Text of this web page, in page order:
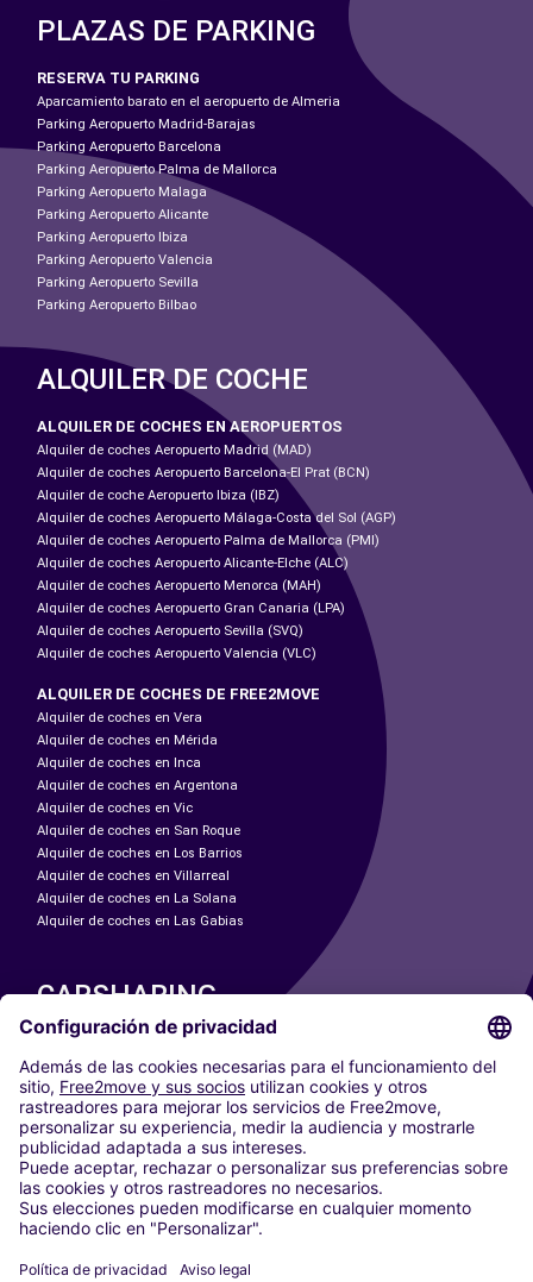
PLAZAS DE PARKING
RESERVA TU PARKING
Aparcamiento barato en el aeropuerto de Almeria
Parking Aeropuerto Madrid-Barajas
Parking Aeropuerto Barcelona
Parking Aeropuerto Palma de Mallorca
Parking Aeropuerto Malaga
Parking Aeropuerto Alicante
Parking Aeropuerto Ibiza
Parking Aeropuerto Valencia
Parking Aeropuerto Sevilla
Parking Aeropuerto Bilbao
ALQUILER DE COCHE
ALQUILER DE COCHES EN AEROPUERTOS
Alquiler de coches Aeropuerto Madrid (MAD)
Alquiler de coches Aeropuerto Barcelona-El Prat (BCN)
Alquiler de coche Aeropuerto Ibiza (IBZ)
Alquiler de coches Aeropuerto Málaga-Costa del Sol (AGP)
Alquiler de coches Aeropuerto Palma de Mallorca (PMI)
Alquiler de coches Aeropuerto Alicante-Elche (ALC)
Alquiler de coches Aeropuerto Menorca (MAH)
Alquiler de coches Aeropuerto Gran Canaria (LPA)
Alquiler de coches Aeropuerto Sevilla (SVQ)
Alquiler de coches Aeropuerto Valencia (VLC)
ALQUILER DE COCHES DE FREE2MOVE
Alquiler de coches en Vera
Alquiler de coches en Mérida
Alquiler de coches en Inca
Alquiler de coches en Argentona
Alquiler de coches en Vic
Alquiler de coches en San Roque
Alquiler de coches en Los Barrios
Alquiler de coches en Villarreal
Alquiler de coches en La Solana
Alquiler de coches en Las Gabias
CARSHARING
NUESTRAS CIUDADES
Paris
Madrid
Washington DC
Milán
Roma
Turín
Viena
Berlín
Düsseldorf